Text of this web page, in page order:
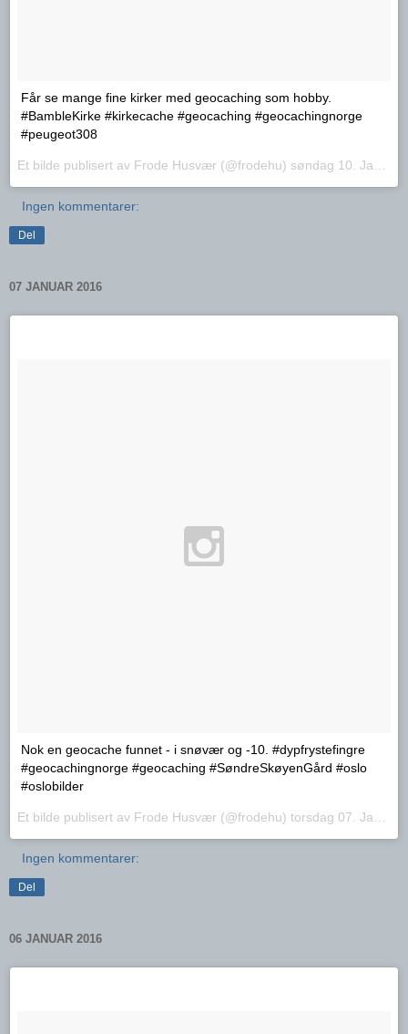
Får se mange fine kirker med geocaching som hobby.
#BambleKirke #kirkecache #geocaching #geocachingnorge
#peugeot308
Et bilde publisert av Frode Husvær (@frodehu) søndag 10. Jan.. 2016 PST
Ingen kommentarer:
Del
07 JANUAR 2016
Nok en geocache funnet - i snøvær og -10. #dypfrystefingre
#geocachingnorge #geocaching #SøndreSkøyenGård #oslo
#oslobilder
Et bilde publisert av Frode Husvær (@frodehu) torsdag 07. Jan.. 2016 PST
Ingen kommentarer:
Del
06 JANUAR 2016